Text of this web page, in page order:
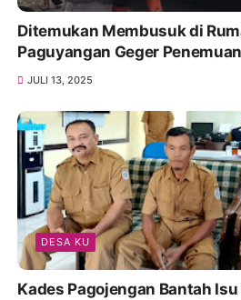
Ditemukan Membusuk di
Paguyangan Geger
JULI 13, 2025
DESA KU
Kades Pagojengan Bantah Isu